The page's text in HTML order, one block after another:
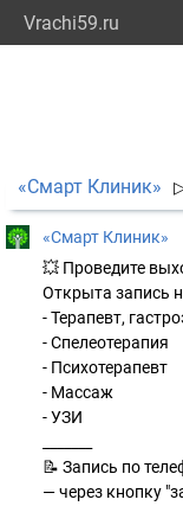
Vrachi59.ru
«Смарт Клиник»
«Смарт Клиник»
💥 Проведите
Открыта запись
- Терапевт,
- Спелеотерапия
- Психотерапевт
- Массаж
- УЗИ
📝 Запись по
— через кнопку